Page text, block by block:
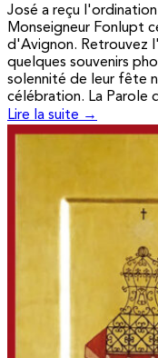
José a reçu
Monseigneur Fonlupt
d'Avignon. Retrouvez
quelques souvenirs
solennité de leur fête
célébration. La Parole
Lire la suite →